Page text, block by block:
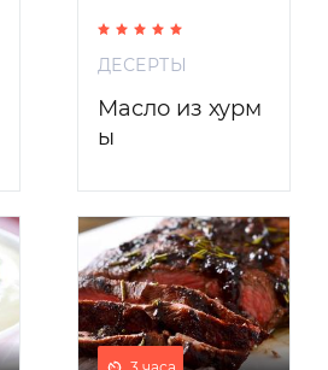
ДЕСЕРТЫ
Масло из хурм
ы